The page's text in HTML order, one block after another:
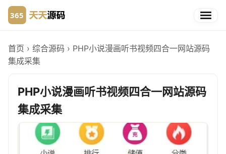
首页 › 综合源码 › PHP小说漫画听书视频四合一网站源码
集成采集
PHP小说漫画听书视频四合一网站源码
集成采集